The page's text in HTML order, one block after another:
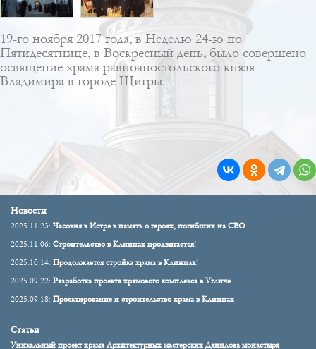
19-го ноября 2017 года, в Неделю 24-ю по
Пятидесятнице, в Воскресный день, было совершено
освящение храма равноапостольского князя
Владимира в городе Щигры.
Новости
2025.11.23: Часовня в Истре в память о героях, погибших на СВО
2025.11.06: Строительство в Клинцах продвигается!
2025.10.14: Продолжается стройка храма в Клинцах!
2025.09.22: Разработка проекта храмового комплекса в Угличе
2025.09.18: Проектирование и строительство храма в Клинцах
Статьи
Уникальный проект храма Архитектурных мастерских Данилова монастыря